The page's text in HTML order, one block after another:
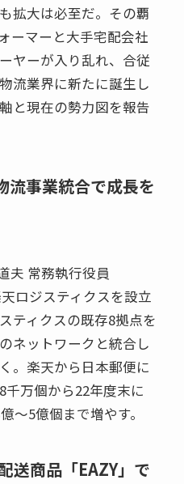
拡大は必至だ。その覇
ーマーと大手宅配会社
ヤーが入り乱れ、合従
流業界に新たに誕生し
と現在の勢力図を報告
事業統合で成長を
夫 常務執行役員
ロジスティクスを設立
ティクスの既存8拠点を
ネットワークと統合し
。楽天から日本郵便に
万個から22年度末に
〜5億個まで増やす。
送商品「EAZY」で